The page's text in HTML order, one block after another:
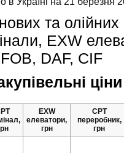
та
EXW
DAF, CIF
EXW
елеватори,
грн
CPT
переробник,
грн